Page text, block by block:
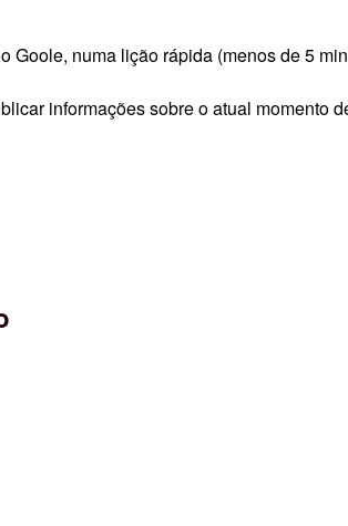
Goole, numa lição rápida (menos de 5
informações sobre o atual momento